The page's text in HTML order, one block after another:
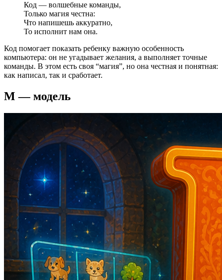
Код — волшебные команды,
Только магия честна:
Что напишешь аккуратно,
То исполнит нам она.
Код помогает показать ребенку важную особенность
компьютера: он не угадывает желания, а выполняет точные
команды. В этом есть своя “магия”, но она честная и понятная:
как написал, так и сработает.
М — модель